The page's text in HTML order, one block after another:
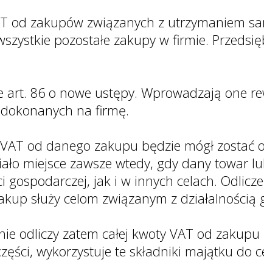
od zakupów związanych z utrzymaniem
pozostałe zakupy w firmie.
art. 86 o nowe ustępy. Wprowadzają one
na firmę.
od danego zakupu będzie mógł zostać
miejsce zawsze wtedy, gdy dany towar
jak i w innych celach.
służy celom związanym z działalnością
odliczy zatem całej kwoty VAT od
wykorzystuje te składniki majątku do